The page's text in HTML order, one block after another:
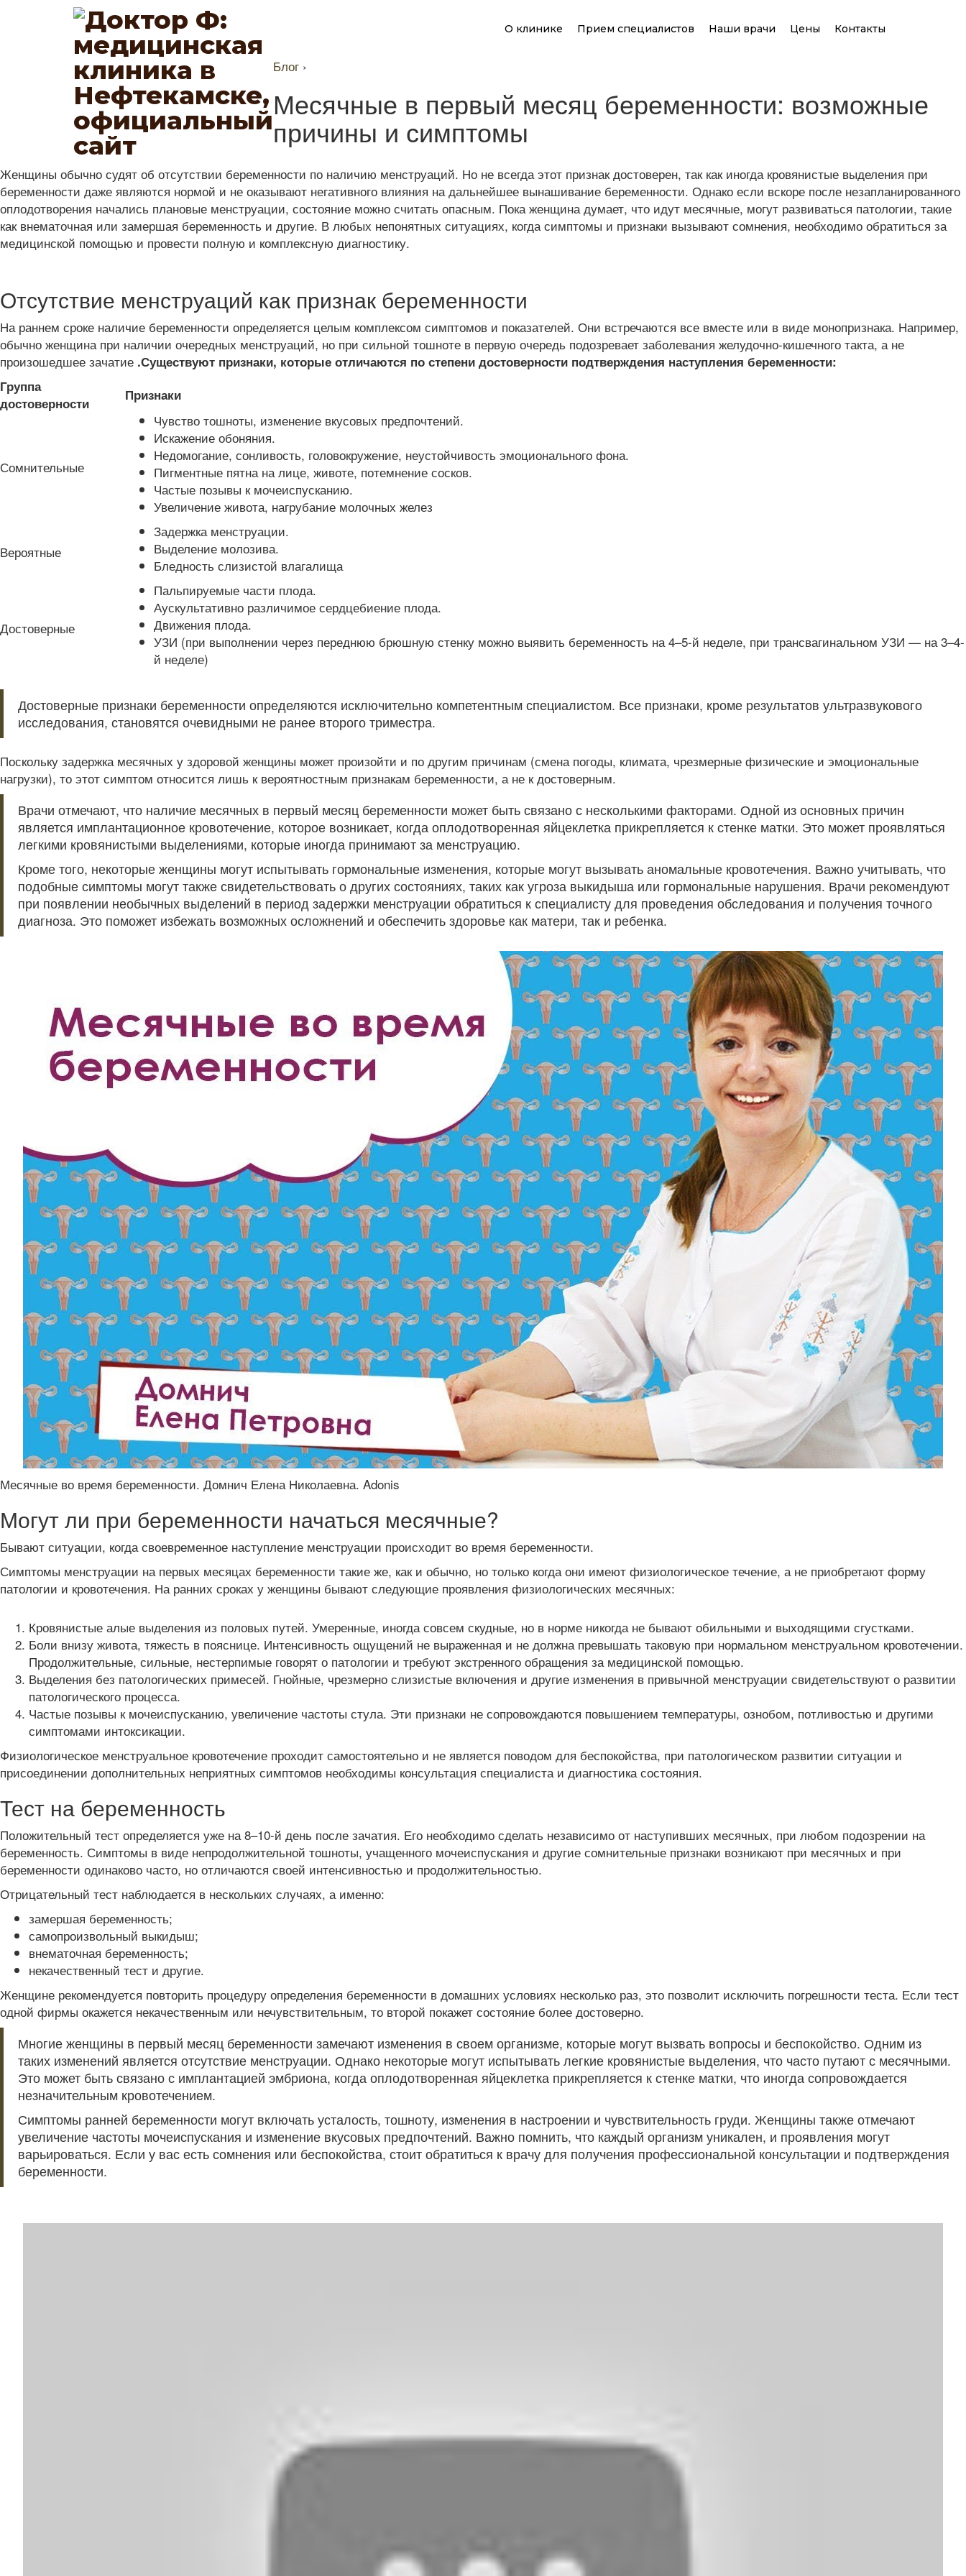
О клинике Прием специалистов Наши врачи Цены Контакты
Блог ›
Месячные в первый месяц беременности: возможные
причины и симптомы
Женщины обычно судят об отсутствии беременности по наличию менструаций. Но не всегда этот признак достоверен, так как иногда кровянистые выделения при
беременности даже являются нормой и не оказывают негативного влияния на дальнейшее вынашивание беременности. Однако если вскоре после незапланированного
оплодотворения начались плановые менструации, состояние можно считать опасным. Пока женщина думает, что идут месячные, могут развиваться патологии, такие
как внематочная или замершая беременность и другие. В любых непонятных ситуациях, когда симптомы и признаки вызывают сомнения, необходимо обратиться за
медицинской помощью и провести полную и комплексную диагностику.
Отсутствие менструаций как признак беременности
На раннем сроке наличие беременности определяется целым комплексом симптомов и показателей. Они встречаются все вместе или в виде монопризнака. Например,
обычно женщина при наличии очередных менструаций, но при сильной тошноте в первую очередь подозревает заболевания желудочно-кишечного такта, а не
произошедшее зачатие .Существуют признаки, которые отличаются по степени достоверности подтверждения наступления беременности:
Группа
достоверности
Признаки
Сомнительные
Чувство тошноты, изменение вкусовых предпочтений.
Искажение обоняния.
Недомогание, сонливость, головокружение, неустойчивость эмоционального фона.
Пигментные пятна на лице, животе, потемнение сосков.
Частые позывы к мочеиспусканию.
Увеличение живота, нагрубание молочных желез
Вероятные
Задержка менструации.
Выделение молозива.
Бледность слизистой влагалища
Достоверные
Пальпируемые части плода.
Аускультативно различимое сердцебиение плода.
Движения плода.
УЗИ (при выполнении через переднюю брюшную стенку можно выявить беременность на 4–5-й неделе, при трансвагинальном УЗИ — на 3–4-
й неделе)
Достоверные признаки беременности определяются исключительно компетентным специалистом. Все признаки, кроме результатов ультразвукового
исследования, становятся очевидными не ранее второго триместра.
Поскольку задержка месячных у здоровой женщины может произойти и по другим причинам (смена погоды, климата, чрезмерные физические и эмоциональные
нагрузки), то этот симптом относится лишь к вероятностным признакам беременности, а не к достоверным.
Врачи отмечают, что наличие месячных в первый месяц беременности может быть связано с несколькими факторами. Одной из основных причин
является имплантационное кровотечение, которое возникает, когда оплодотворенная яйцеклетка прикрепляется к стенке матки. Это может проявляться
легкими кровянистыми выделениями, которые иногда принимают за менструацию.
Кроме того, некоторые женщины могут испытывать гормональные изменения, которые могут вызывать аномальные кровотечения. Важно учитывать, что
подобные симптомы могут также свидетельствовать о других состояниях, таких как угроза выкидыша или гормональные нарушения. Врачи рекомендуют
при появлении необычных выделений в период задержки менструации обратиться к специалисту для проведения обследования и получения точного
диагноза. Это поможет избежать возможных осложнений и обеспечить здоровье как матери, так и ребенка.
Месячные во время беременности. Домнич Елена Николаевна. Adonis
Могут ли при беременности начаться месячные?
Бывают ситуации, когда своевременное наступление менструации происходит во время беременности.
Симптомы менструации на первых месяцах беременности такие же, как и обычно, но только когда они имеют физиологическое течение, а не приобретают форму
патологии и кровотечения. На ранних сроках у женщины бывают следующие проявления физиологических месячных:
Кровянистые алые выделения из половых путей. Умеренные, иногда совсем скудные, но в норме никогда не бывают обильными и выходящими сгустками.
Боли внизу живота, тяжесть в пояснице. Интенсивность ощущений не выраженная и не должна превышать таковую при нормальном менструальном кровотечении.
Продолжительные, сильные, нестерпимые говорят о патологии и требуют экстренного обращения за медицинской помощью.
Выделения без патологических примесей. Гнойные, чрезмерно слизистые включения и другие изменения в привычной менструации свидетельствуют о развитии
патологического процесса.
Частые позывы к мочеиспусканию, увеличение частоты стула. Эти признаки не сопровождаются повышением температуры, ознобом, потливостью и другими
симптомами интоксикации.
Физиологическое менструальное кровотечение проходит самостоятельно и не является поводом для беспокойства, при патологическом развитии ситуации и
присоединении дополнительных неприятных симптомов необходимы консультация специалиста и диагностика состояния.
Тест на беременность
Положительный тест определяется уже на 8–10-й день после зачатия. Его необходимо сделать независимо от наступивших месячных, при любом подозрении на
беременность. Симптомы в виде непродолжительной тошноты, учащенного мочеиспускания и другие сомнительные признаки возникают при месячных и при
беременности одинаково часто, но отличаются своей интенсивностью и продолжительностью.
Отрицательный тест наблюдается в нескольких случаях, а именно:
замершая беременность;
самопроизвольный выкидыш;
внематочная беременность;
некачественный тест и другие.
Женщине рекомендуется повторить процедуру определения беременности в домашних условиях несколько раз, это позволит исключить погрешности теста. Если тест
одной фирмы окажется некачественным или нечувствительным, то второй покажет состояние более достоверно.
Многие женщины в первый месяц беременности замечают изменения в своем организме, которые могут вызвать вопросы и беспокойство. Одним из
таких изменений является отсутствие менструации. Однако некоторые могут испытывать легкие кровянистые выделения, что часто путают с месячными.
Это может быть связано с имплантацией эмбриона, когда оплодотворенная яйцеклетка прикрепляется к стенке матки, что иногда сопровождается
незначительным кровотечением.
Симптомы ранней беременности могут включать усталость, тошноту, изменения в настроении и чувствительность груди. Женщины также отмечают
увеличение частоты мочеиспускания и изменение вкусовых предпочтений. Важно помнить, что каждый организм уникален, и проявления могут
варьироваться. Если у вас есть сомнения или беспокойства, стоит обратиться к врачу для получения профессиональной консультации и подтверждения
беременности.